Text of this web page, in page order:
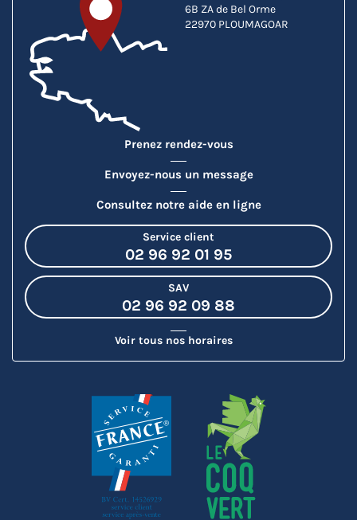
6B ZA de Bel Orme
22970 PLOUMAGOAR
Prenez rendez-vous
Envoyez-nous un message
Consultez notre aide en ligne
Service client
02 96 92 01 95
SAV
02 96 92 09 88
Voir tous nos horaires